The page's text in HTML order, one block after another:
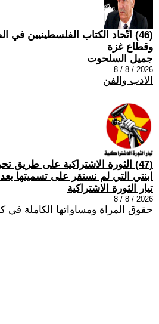
(46) اتّحاد الكتاب الفلسطينيين في
وقطاع غزة
جميل السلحوت
2026 / 8 / 8
الادب والفن
(47) الثورة الاشتراكية على طريق
ابنتي التي لم نستقر على تسميتها بعد
تيار الثورة الاشتراكية
2026 / 8 / 8
حقوق المراة ومساواتها الكاملة في